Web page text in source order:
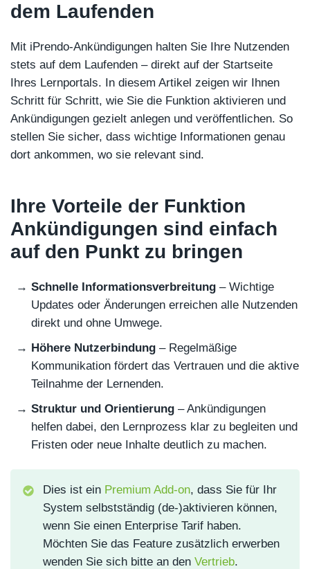
dem Laufenden
Mit iPrendo-Ankündigungen halten Sie Ihre Nutzenden
stets auf dem Laufenden – direkt auf der Startseite
Ihres Lernportals. In diesem Artikel zeigen wir Ihnen
Schritt für Schritt, wie Sie die Funktion aktivieren und
Ankündigungen gezielt anlegen und veröffentlichen. So
stellen Sie sicher, dass wichtige Informationen genau
dort ankommen, wo sie relevant sind.
Ihre Vorteile der Funktion
Ankündigungen sind einfach
auf den Punkt zu bringen
Schnelle Informationsverbreitung – Wichtige
Updates oder Änderungen erreichen alle Nutzenden
direkt und ohne Umwege.
Höhere Nutzerbindung – Regelmäßige
Kommunikation fördert das Vertrauen und die aktive
Teilnahme der Lernenden.
Struktur und Orientierung – Ankündigungen
helfen dabei, den Lernprozess klar zu begleiten und
Fristen oder neue Inhalte deutlich zu machen.
Dies ist ein Premium Add-on, dass Sie für Ihr
System selbstständig (de-)aktivieren können,
wenn Sie einen Enterprise Tarif haben.
Möchten Sie das Feature zusätzlich erwerben
wenden Sie sich bitte an den Vertrieb.